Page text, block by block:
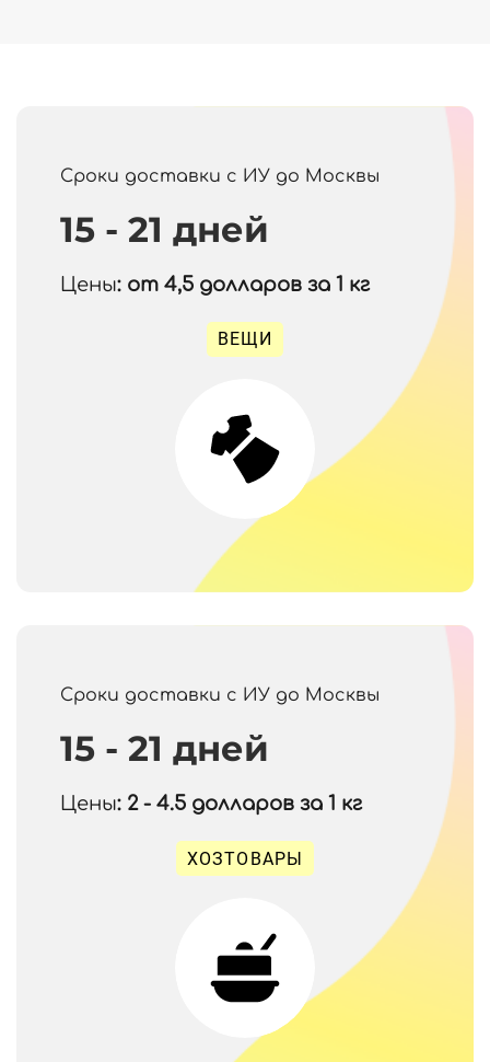
Сроки доставки с ИУ до Москвы
15 - 21 дней
Цены: от 4,5 долларов за 1 кг
ВЕЩИ
Сроки доставки с ИУ до Москвы
15 - 21 дней
Цены: 2 - 4.5 долларов за 1 кг
ХОЗТОВАРЫ